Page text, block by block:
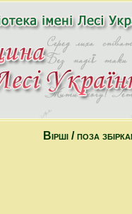
Вірші / поза